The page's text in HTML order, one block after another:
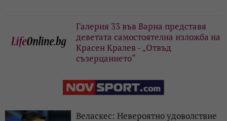
Галерия 33 във Варна представя
деветата самостоятелна изложба на
Красен Кралев - „Отвъд
съзерцанието“
Веласкес: Невероятно удоволствие